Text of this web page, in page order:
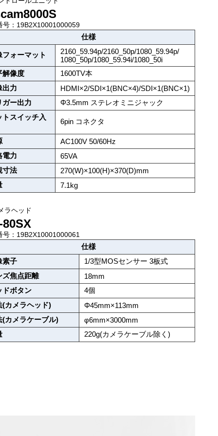
号：19B2X10001000059
仕様
フォーマット
2160_59.94p/2160_50p/1080_59.94p/
1080_50p/1080_59.94i/1080_50i
解像度
1600TV本
出力
HDMI×2/SDI×1(BNC×4)/SDI×1(BNC×1)
ガー出力
Φ3.5mm ステレオミニジャック
トスイッチ入
6pin コネクタ
AC100V 50/60Hz
電力
65VA
寸法
270(W)×100(H)×370(D)mm
7.1kg
ラヘッド
号：19B2X10001000061
仕様
素子
1/3型MOSセンサー 3板式
ズ焦点距離
18mm
ドボタン
4個
(カメラヘッド)
Φ45mm×113mm
(カメラケーブル)
φ6mm×3000mm
220g(カメラケーブル除く)